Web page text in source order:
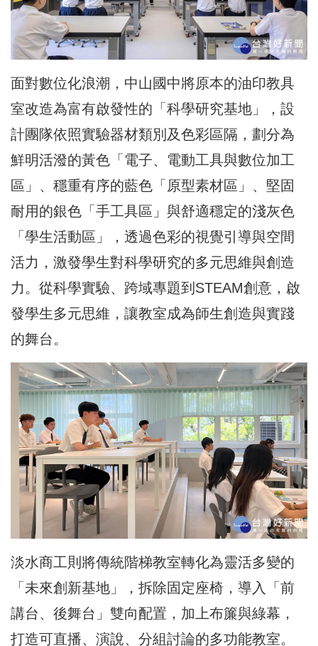
面對數位化浪潮，中山國中將原本的油印教具
室改造為富有啟發性的「科學研究基地」，設
計團隊依照實驗器材類別及色彩區隔，劃分為
鮮明活潑的黃色「電子、電動工具與數位加工
區」、穩重有序的藍色「原型素材區」、堅固
耐用的銀色「手工具區」與舒適穩定的淺灰色
「學生活動區」，透過色彩的視覺引導與空間
活力，激發學生對科學研究的多元思維與創造
力。從科學實驗、跨域專題到STEAM創意，啟
發學生多元思維，讓教室成為師生創造與實踐
的舞台。
淡水商工則將傳統階梯教室轉化為靈活多變的
「未來創新基地」，拆除固定座椅，導入「前
講台、後舞台」雙向配置，加上布簾與綠幕，
打造可直播、演說、分組討論的多功能教室。